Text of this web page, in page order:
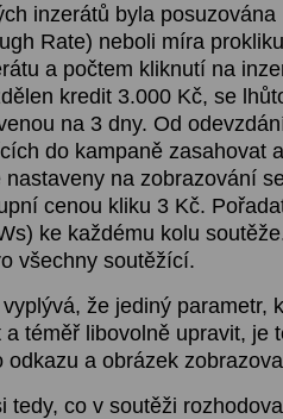
inzerátů byla
Rate) neboli míra
a počtem kliknutí na
kredit 3.000 Kč, se
na 3 dny. Od
do kampaně zasahovat
nastaveny na zobrazování
cenou kliku 3 Kč.
ke každému kolu
všechny soutěžící.
že jediný parametr,
téměř libovolně upravit, je
odkazu a obrázek
tedy, co v soutěži